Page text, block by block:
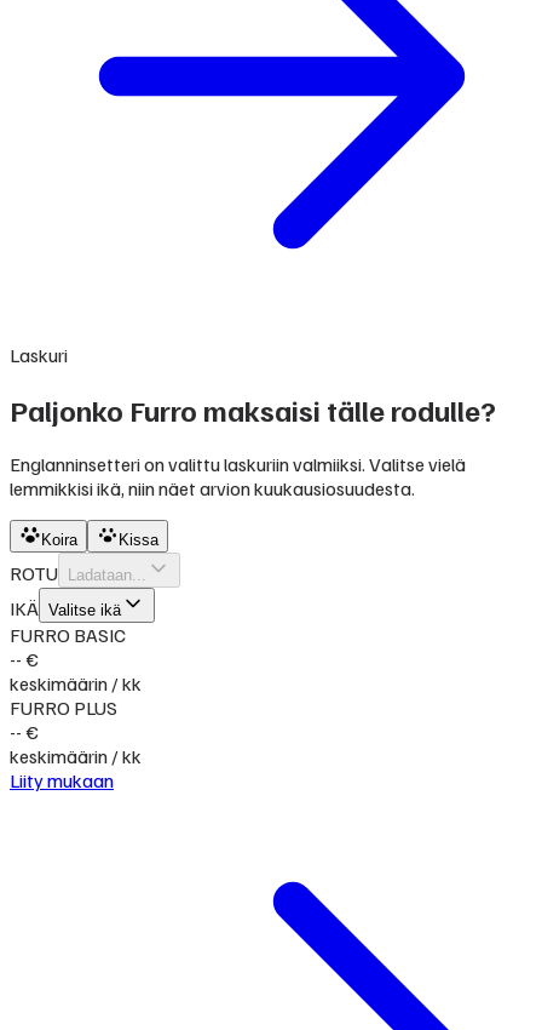
Laskuri
Paljonko Furro maksaisi tälle rodulle?
Englanninsetteri on valittu laskuriin valmiiksi. Valitse vielä
lemmikkisi ikä, niin näet arvion kuukausiosuudesta.
Koira Kissa
ROTU Ladataan...
IKÄ Valitse ikä
FURRO BASIC
-- €
keskimäärin / kk
FURRO PLUS
-- €
keskimäärin / kk
Liity mukaan